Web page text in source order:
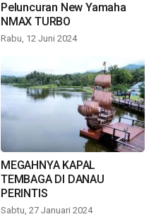
Peluncuran New Yamaha
NMAX TURBO
Rabu, 12 Juni 2024
MEGAHNYA KAPAL
TEMBAGA DI DANAU
PERINTIS
Sabtu, 27 Januari 2024